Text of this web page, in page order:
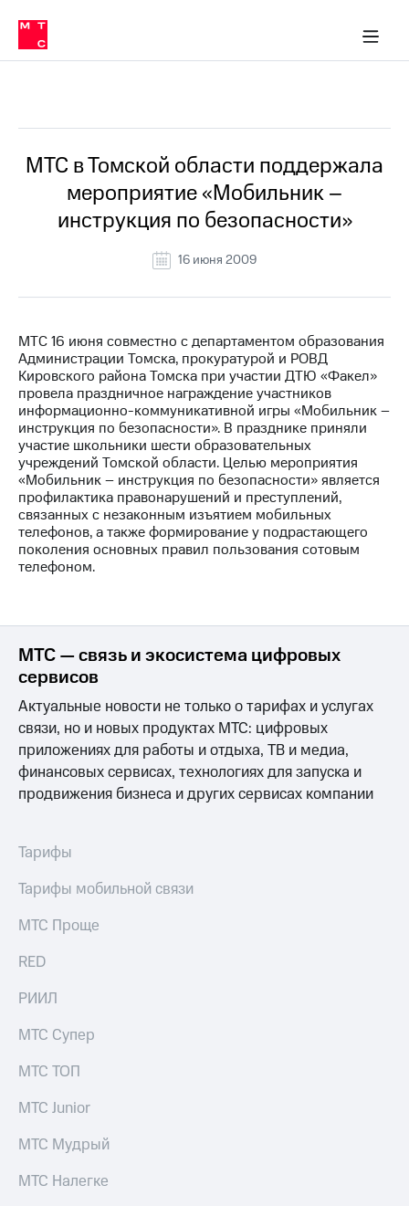
Медиа-центр
и акционерам
Устойчивое развитие
Комплаенс и деловая этика
компании
Карьера
История
компании
Руководство
информация
Контакты
Медиа-центр
Пресс-
релизы
МТС
о технологиях
Достижения
Интервью
Финансовая
отчетность
Новости
в
регионе
и акционерам
Корпоративное
управление
Корпоративный
секретарь
Документы
"МТС"
Акционерный
капитал
Контроль
и
Рынок
акций
Программа
в МТС
Пресс-
релизы
МТС
о технологиях
МТС в Томской области поддержала
мероприятие «Мобильник –
инструкция по безопасности»
16 июня 2009
МТС 16 июня совместно с департаментом образования
Администрации Томска, прокуратурой и РОВД
Кировского района Томска при участии ДТЮ «Факел»
провела праздничное награждение участников
информационно-коммуникативной игры «Мобильник –
инструкция по безопасности». В празднике приняли
участие школьники шести образовательных
учреждений Томской области. Целью мероприятия
«Мобильник – инструкция по безопасности» является
профилактика правонарушений и преступлений,
связанных с незаконным изъятием мобильных
телефонов, а также формирование у подрастающего
поколения основных правил пользования сотовым
телефоном.
МТС — связь и экосистема цифровых
сервисов
Актуальные новости не только о тарифах и услугах
связи, но и новых продуктах МТС: цифровых
приложениях для работы и отдыха, ТВ и медиа,
финансовых сервисах, технологиях для запуска и
продвижения бизнеса и других сервисах компании
Тарифы
Тарифы мобильной связи
МТС Проще
RED
РИИЛ
МТС Супер
МТС ТОП
МТС Junior
МТС Мудрый
МТС Налегке